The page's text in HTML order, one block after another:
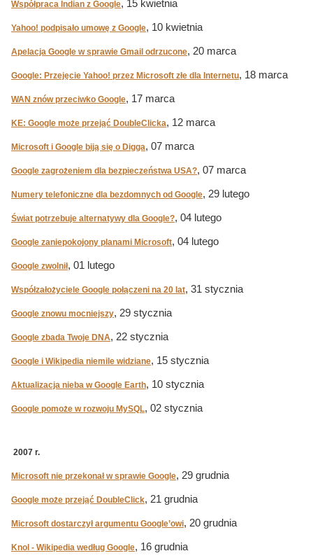
Współpraca Indian z Google, 15 kwietnia
Yahoo! podpisało umowę z Google, 10 kwietnia
Apelacja Google w sprawie Gmail odrzucone, 20 marca
Google: Przejęcie Yahoo! przez Microsoft złe dla Internetu, 18 marca
WAN znów przeciwko Google, 17 marca
KE: Google może przejąć DoubleClicka, 12 marca
Microsoft i Google biją się o Digga, 07 marca
Google zagrożeniem dla bezpieczeństwa USA?, 07 marca
Numery telefoniczne dla bezdomnych od Google, 29 lutego
Świat potrzebuje alternatywy dla Google?, 04 lutego
Google zaniepokojony planami Microsoft, 04 lutego
Google zwolnił, 01 lutego
Współzałożyciele Google połączeni na 20 lat, 31 stycznia
Google znowu mocniejszy, 29 stycznia
Google zbada Twoje DNA, 22 stycznia
Google i Wikipedia niemile widziane, 15 stycznia
Aktualizacja nieba w Google Earth, 10 stycznia
Google pomoże w rozwoju MySQL, 02 stycznia
2007 r.
Microsoft nie przekonał w sprawie Google, 29 grudnia
Google może przejąć DoubleClick, 21 grudnia
Microsoft dostarczył argumentu Google’owi, 20 grudnia
Knol - Wikipedia według Google, 16 grudnia